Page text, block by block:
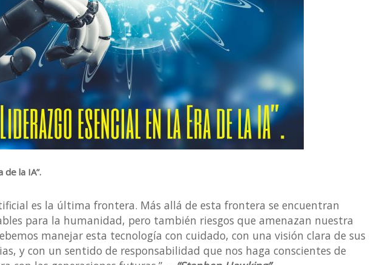
de la IA”.
es la última frontera. Más allá de esta frontera se encuentran
para la humanidad, pero también riesgos que amenazan nuestra
manejar esta tecnología con cuidado, con una visión clara de sus
y con un sentido de responsabilidad que nos haga conscientes de